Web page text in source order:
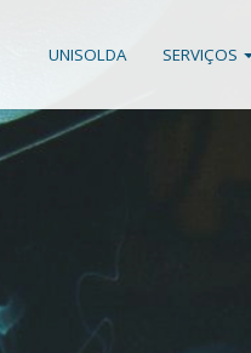
UNISOLDA SERVIÇOS